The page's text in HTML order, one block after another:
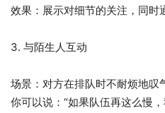
效果：展示对细节的关注，同时
3. 与陌生人互动
场景：对方在排队时不耐烦地叹
你可以说：“如果队伍再这么慢